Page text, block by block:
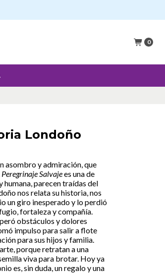
0
Londoño
asombro y admiración, que
Peregrinaje Salvajees una de
humana, parecen traídas del
nos relata su historia, nos
un giro inesperado y lo perdió
fortaleza y compañía.
obstáculos y dolores
impulso para salir a flote
para sus hijos y familia.
porque retratan a una
viva para brotar. Hoy ya
es, sin duda, un regalo y una